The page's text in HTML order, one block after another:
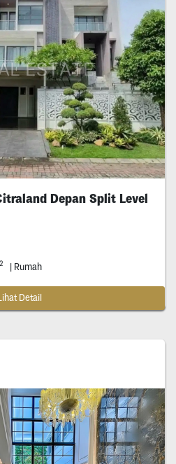
Depan Split Level
| Rumah
Detail